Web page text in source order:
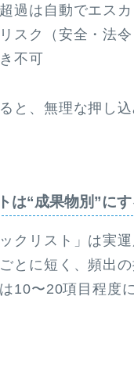
過は自動でエス
スク（安全・法令
不可
と、無理な押し
は“成果物別”にす
クリスト」は実
とに短く、頻出
10〜20項目程度